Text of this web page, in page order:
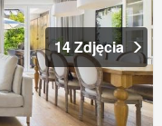
14 Zdjęcia